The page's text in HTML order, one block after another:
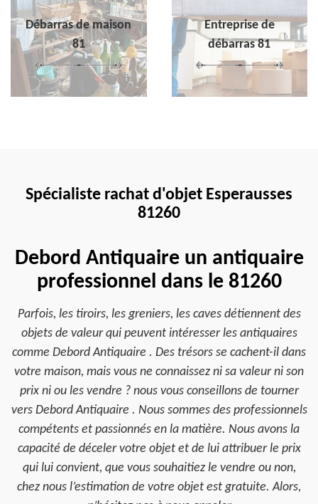
Débarras de maison
81
Entreprise de
débarras 81
Spécialiste rachat d'objet Esperausses
81260
Debord Antiquaire un antiquaire
professionnel dans le 81260
Parfois, les tiroirs, les greniers, les caves détiennent des
objets de valeur qui peuvent intéresser les antiquaires
comme Debord Antiquaire . Des trésors se cachent-il dans
votre maison, mais vous ne connaissez ni sa valeur ni son
prix ni ou les vendre ? nous vous conseillons de tourner
vers Debord Antiquaire . Nous sommes des professionnels
compétents et passionnés en la matière. Nous avons la
capacité de déceler votre objet et de lui attribuer le prix
qui lui convient, que vous souhaitiez le vendre ou non,
chez nous l’estimation de votre objet est gratuite. Alors,